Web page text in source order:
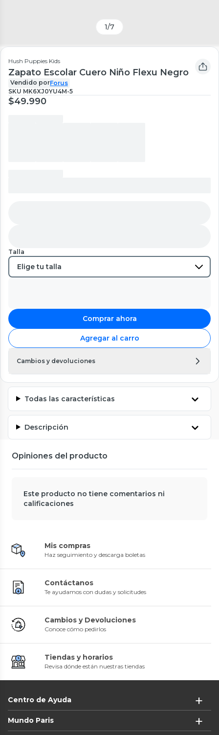
1/7
Hush Puppies Kids
Zapato Escolar Cuero Niño Flexu Negro
Vendido porForus
SKU MK6XJ0YU4M-5
$49.990
Talla
Comprar ahora
Agregar al carro
Cambios y devoluciones
Todas las características
Descripción
Opiniones del producto
Este producto no tiene comentarios ni
calificaciones
Mis compras
Haz seguimiento y descarga boletas
Contáctanos
Te ayudamos con dudas y solicitudes
Cambios y Devoluciones
Conoce cómo pedirlos
Tiendas y horarios
Revisa dónde están nuestras tiendas
Centro de Ayuda
Mundo Paris